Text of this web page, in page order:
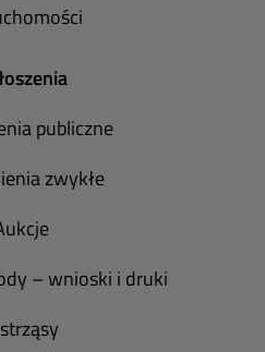
publiczne
zwykłe
– wnioski i druki